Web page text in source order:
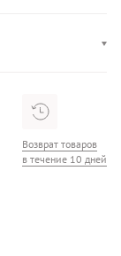
Возврат товаров
в течение 10 дней